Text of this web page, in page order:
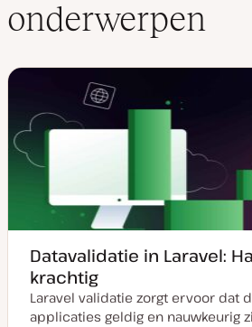
onderwerpen
Datavalidatie in Laravel:
krachtig
Laravel validatie zorgt ervoor dat
applicaties geldig en nauwkeurig